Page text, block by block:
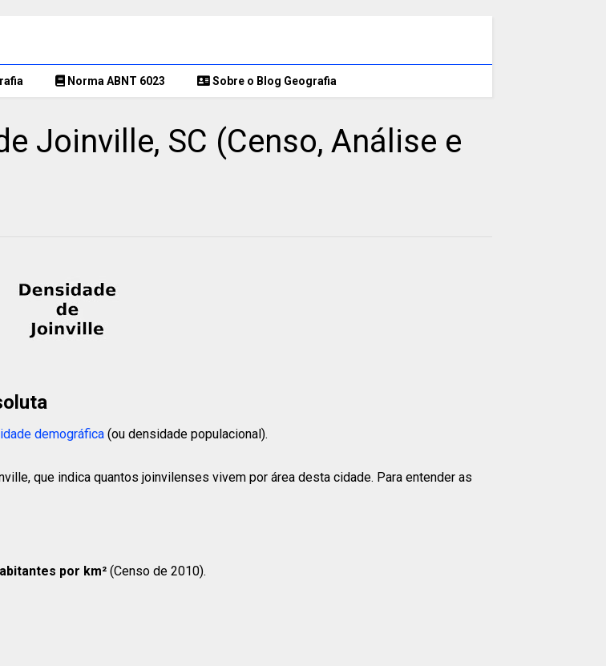
Norma ABNT 6023 Sobre o Blog Geografia
Joinville, SC (Censo, Análise e
demográfica (ou densidade populacional).
que indica quantos joinvilenses vivem por área desta cidade. Para entender as
por km² (Censo de 2010).